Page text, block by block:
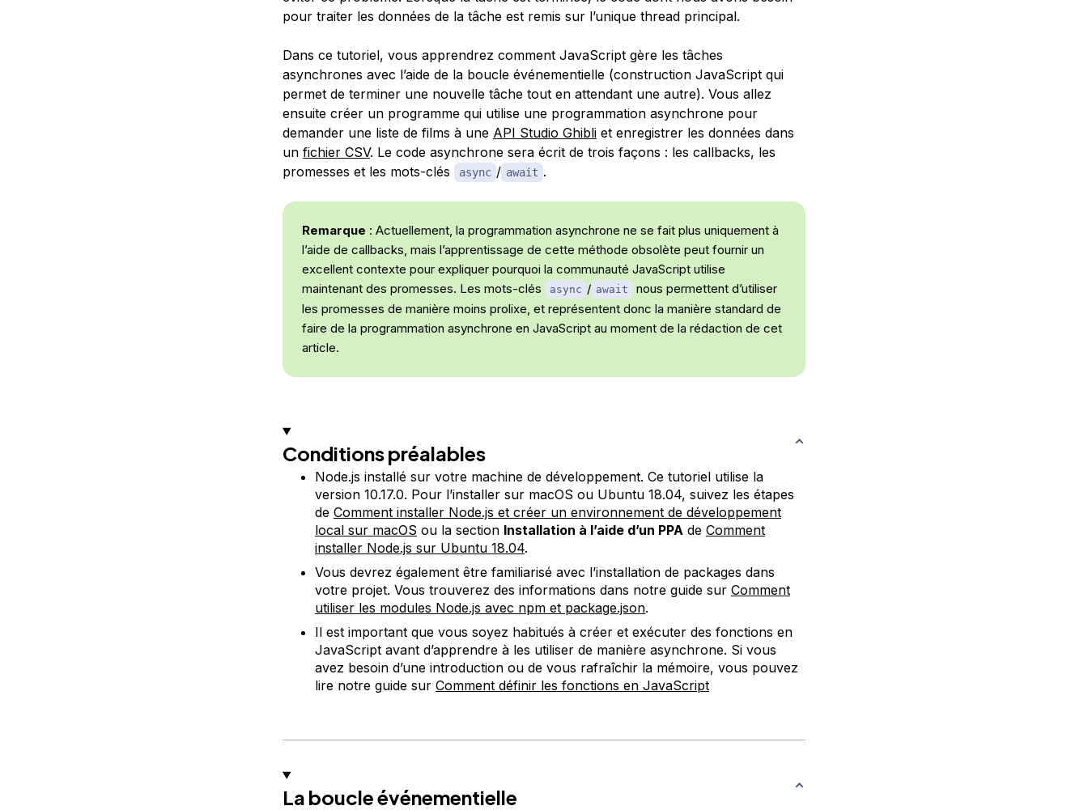
pour traiter les données de la tâche est remis sur l’unique thread principal.
Dans ce tutoriel, vous apprendrez comment JavaScript gère les tâches
asynchrones avec l’aide de la boucle événementielle(construction JavaScript qui
permet de terminer une nouvelle tâche tout en attendant une autre). Vous allez
ensuite créer un programme qui utilise une programmation asynchrone pour
demander une liste de films à une API Studio Ghibliet enregistrer les données dans
un fichier CSV. Le code asynchrone sera écrit de trois façons : les callbacks, les
promesses et les mots-clés
async / await .
Remarque : Actuellement, la programmation asynchrone ne se fait plus uniquement à
l’aide de callbacks, mais l’apprentissage de cette méthode obsolète peut fournir un
excellent contexte pour expliquer pourquoi la communauté JavaScript utilise
maintenant des promesses. Les mots-clés
async / await nous permettent d’utiliser
les promesses de manière moins prolixe, et représentent donc la manière standard de
faire de la programmation asynchrone en JavaScript au moment de la rédaction de cet
article.
Conditions préalables
Node.js installé sur votre machine de développement. Ce tutoriel utilise la
version 10.17.0. Pour l’installer sur macOS ou Ubuntu 18.04, suivez les étapes
de Comment installer Node.js et créer un environnement de développement
local sur macOS ou la section Installation à l’aide d’un PPA de Comment
installer Node.js sur Ubuntu 18.04.
Vous devrez également être familiarisé avec l’installation de packages dans
votre projet. Vous trouverez des informations dans notre guide sur Comment
utiliser les modules Node.js avec npm et package.json.
Il est important que vous soyez habitués à créer et exécuter des fonctions en
JavaScript avant d’apprendre à les utiliser de manière asynchrone. Si vous
avez besoin d’une introduction ou de vous rafraîchir la mémoire, vous pouvez
lire notre guide sur Comment définir les fonctions en JavaScript
La boucle événementielle